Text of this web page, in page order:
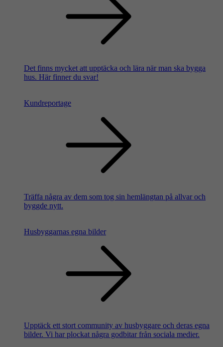
Det finns mycket att upptäcka och lära när man ska bygga
hus. Här finner du svar!
Kundreportage
Träffa några av dem som tog sin hemlängtan på allvar och
byggde nytt.
Husbyggarnas egna bilder
Upptäck ett stort community av husbyggare och deras egna
bilder. Vi har plockat några godbitar från sociala medier.